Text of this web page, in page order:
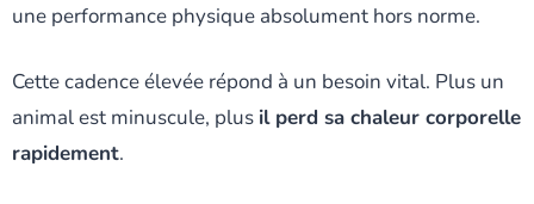
une performance physique absolument hors norme.
Cette cadence élevée répond à un besoin vital. Plus un
animal est minuscule, plus il perd sa chaleur corporelle
rapidement.